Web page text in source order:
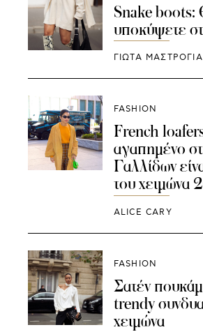
Snake boots:
υποκύψετε
ΓΙΩΤΑ
FASHION
French
αγαπημένο
Γαλλίδων
του χειμώνα
ALICE CARY
FASHION
Σατέν
trendy
χειμώνα